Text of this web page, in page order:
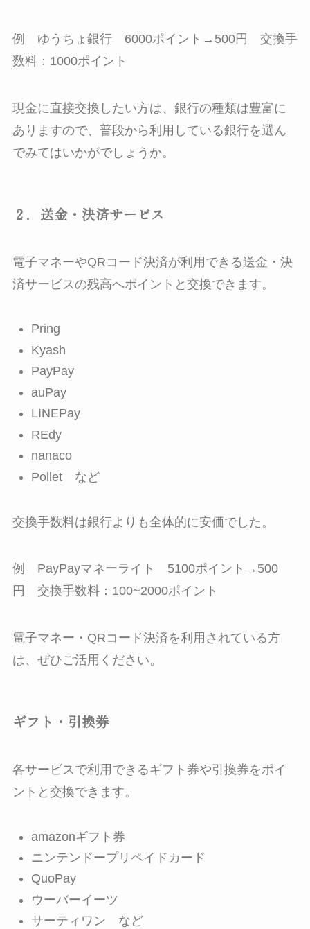
例 ゆうちょ銀行 6000ポイント→500円 交換手
数料：1000ポイント
現金に直接交換したい方は、銀行の種類は豊富に
ありますので、普段から利用している銀行を選ん
でみてはいかがでしょうか。
２．送金・決済サービス
電子マネーやQRコード決済が利用できる送金・決
済サービスの残高へポイントと交換できます。
Pring
Kyash
PayPay
auPay
LINEPay
REdy
nanaco
Pollet など
交換手数料は銀行よりも全体的に安価でした。
例 PayPayマネーライト 5100ポイント→500
円 交換手数料：100~2000ポイント
電子マネー・QRコード決済を利用されている方
は、ぜひご活用ください。
ギフト・引換券
各サービスで利用できるギフト券や引換券をポイ
ントと交換できます。
amazonギフト券
ニンテンドープリペイドカード
QuoPay
ウーバーイーツ
サーティワン など